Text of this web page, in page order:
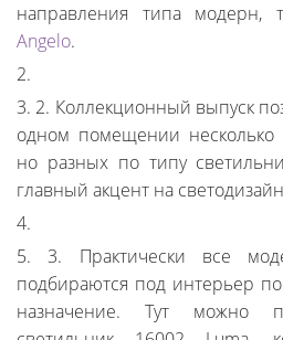
направления типа модерн,
Angelo.
2. Коллекционный выпуск
одном помещении несколько
но разных по типу
главный акцент на
3. Практически все
подбираются под интерьер
назначение. Тут можно